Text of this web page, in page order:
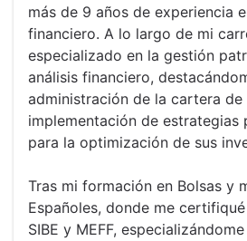
más de 9 años de experiencia
financiero. A lo largo de mi
especializado en la gestión
análisis financiero,
administración de la cartera de
implementación de estrategias
para la optimización de sus
Tras mi formación en Bolsas y
Españoles, donde me
SIBE y MEFF,